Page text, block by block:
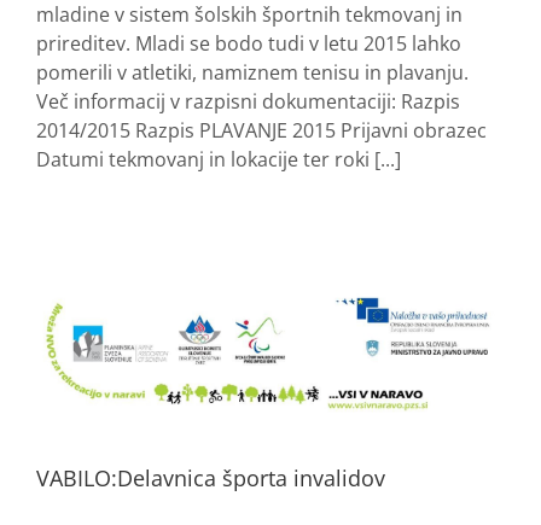
mladine v sistem šolskih športnih tekmovanj in
prireditev. Mladi se bodo tudi v letu 2015 lahko
pomerili v atletiki, namiznem tenisu in plavanju.
Več informacij v razpisni dokumentaciji: Razpis
2014/2015 Razpis PLAVANJE 2015 Prijavni obrazec
Datumi tekmovanj in lokacije ter roki [...]
VABILO:Delavnica športa invalidov